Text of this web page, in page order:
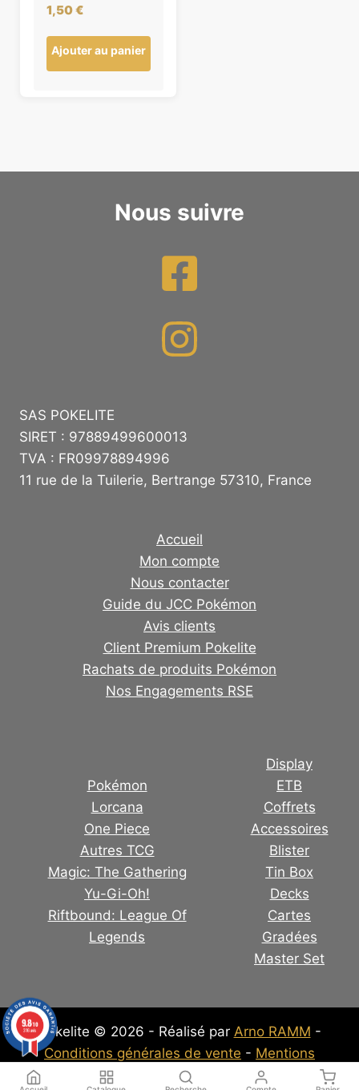
1,50€
Ajouter au panier
Nous suivre
SAS POKELITE
SIRET : 97889499600013
TVA : FR09978894996
11 rue de la Tuilerie, Bertrange 57310, France
Accueil
Mon compte
Nous contacter
Guide du JCC Pokémon
Avis clients
Client Premium Pokelite
Rachats de produits Pokémon
Nos Engagements RSE
Pokémon
Lorcana
One Piece
Autres TCG
Magic: The Gathering
Yu-Gi-Oh!
Riftbound: League Of
Legends
Display
ETB
Coffrets
Accessoires
Blister
Tin Box
Decks
Cartes
Gradées
Master Set
Pokelite © 2026 - Réalisé par Arno RAMM -
Conditions générales de vente - Mentions
Légales- Politique de confidentialité
9.8/10
316 avis